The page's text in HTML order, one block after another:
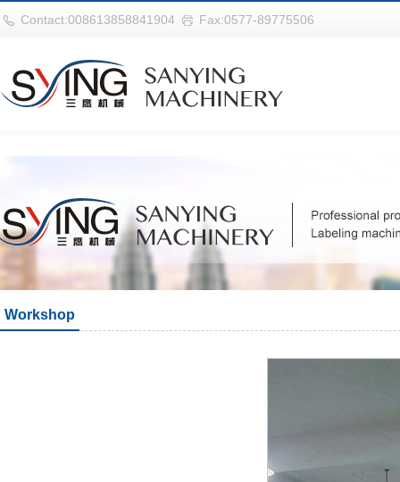
世界杯官网|世界杯官网入口|世界杯竞彩网址|2026世界杯在线平台
Contact:008613858841904 Fax:0577-89775506
Workshop